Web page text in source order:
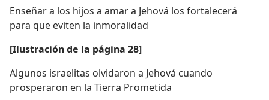
Enseñar a los hijos a amar a Jehová los fortalecerá
para que eviten la inmoralidad
[Ilustración de la página 28]
Algunos israelitas olvidaron a Jehová cuando
prosperaron en la Tierra Prometida